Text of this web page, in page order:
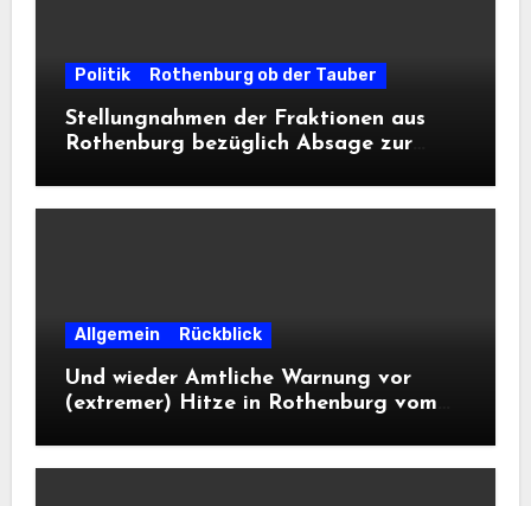
Politik Rothenburg ob der Tauber
Stellungnahmen der Fraktionen aus
Rothenburg bezüglich Absage zur
Allgemein Rückblick
Und wieder Amtliche Warnung vor
(extremer) Hitze in Rothenburg vom